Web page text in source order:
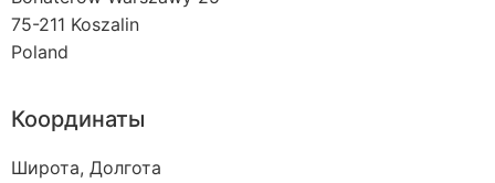
75-211 Koszalin
Poland
Координаты
Широта, Долгота